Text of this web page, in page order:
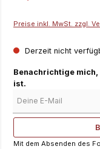
Preise inkl. MwSt. zzgl.
Derzeit nicht
Benachrichtige
ist.
Mit dem Absenden des